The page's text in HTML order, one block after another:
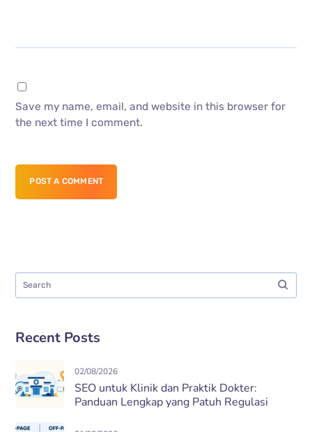
Save my name, email, and website in this browser for
the next time I comment.
POST A COMMENT
Recent Posts
02/08/2026
SEO untuk Klinik dan Praktik Dokter:
Panduan Lengkap yang Patuh Regulasi